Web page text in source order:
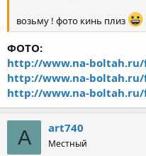
возьму ! фото кинь плиз
ФОТО:
http://www.na-boltah.ru/
http://www.na-boltah.ru/
http://www.na-boltah.ru/
A art740
Местный